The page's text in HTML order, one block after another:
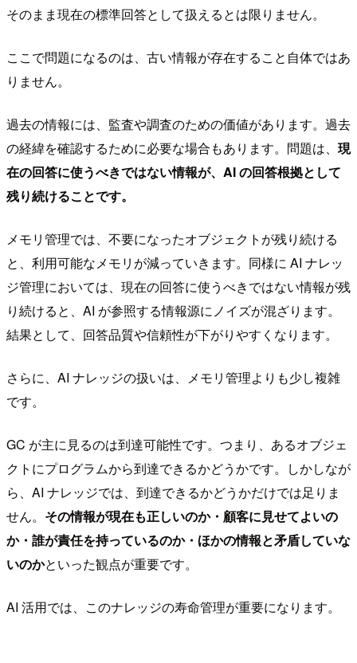
そのまま現在の標準回答として扱えるとは限りません。
ここで問題になるのは、古い情報が存在すること自体ではあ
りません。
過去の情報には、監査や調査のための価値があります。過去
の経緯を確認するために必要な場合もあります。問題は、 現
在の回答に使うべきではない情報が、AI の回答根拠として
残り続けることです。
メモリ管理では、不要になったオブジェクトが残り続ける
と、利用可能なメモリが減っていきます。同様に AI ナレッ
ジ管理においては、現在の回答に使うべきではない情報が残
り続けると、AI が参照する情報源にノイズが混ざります。
結果として、回答品質や信頼性が下がりやすくなります。
さらに、AI ナレッジの扱いは、メモリ管理よりも少し複雑
です。
GC が主に見るのは到達可能性です。つまり、あるオブジェ
クトにプログラムから到達できるかどうかです。しかしなが
ら、AI ナレッジでは、到達できるかどうかだけでは足りま
せん。 その情報が現在も正しいのか・顧客に見せてよいの
か・誰が責任を持っているのか・ほかの情報と矛盾していな
いのかといった観点が重要です。
AI 活用では、このナレッジの寿命管理が重要になります。